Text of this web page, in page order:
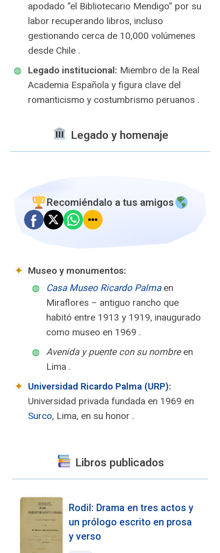
apodado “el Bibliotecario Mendigo” por su
labor recuperando libros, incluso
gestionando cerca de 10,000 volúmenes
desde Chile .
Legado institucional: Miembro de la Real
Academia Española y figura clave del
romanticismo y costumbrismo peruanos .
️ Legado y homenaje
Recomiéndalo a tus amigos
Museo y monumentos:
Casa Museo Ricardo Palmaen
Miraflores – antiguo rancho que
habitó entre 1913 y 1919, inaugurado
como museo en 1969 .
Avenida y puente con su nombreen
Lima .
Universidad Ricardo Palma (URP):
Universidad privada fundada en 1969 en
Surco, Lima, en su honor .
Libros publicados
Rodil: Drama en tres actos y
un prólogo escrito en prosa
y verso